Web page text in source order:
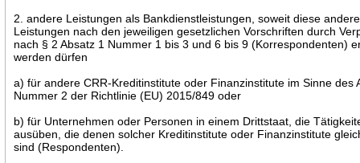
2. andere Leistungen als Bankdienstleistungen, soweit diese
Leistungen nach den jeweiligen gesetzlichen Vorschriften durch
nach § 2 Absatz 1 Nummer 1 bis 3 und 6 bis 9 (Korrespondenten)
werden dürfen
a) für andere CRR-Kreditinstitute oder Finanzinstitute im Sinne des
Nummer 2 der Richtlinie (EU) 2015/849 oder
b) für Unternehmen oder Personen in einem Drittstaat, die
ausüben, die denen solcher Kreditinstitute oder Finanzinstitute
sind (Respondenten).